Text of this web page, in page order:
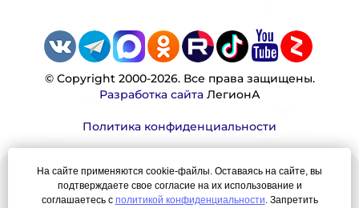
© Copyright 2000-2026. Все права защищены.
Разработка сайтаЛегионА
Политика конфиденциальности
Наша миссия:
На сайте применяются cookie-файлы. Оставаясь на сайте, вы
подтверждаете свое согласие на их использование и
соглашаетесь с политикой конфиденциальности. Запретить